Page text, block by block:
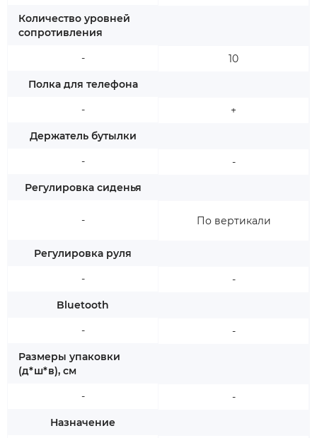
Количество уровней
сопротивления
-
Полка для телефона
-
Держатель бутылки
-
Регулировка сиденья
-
Регулировка руля
-
Bluetooth
-
Размеры упаковки
(д*ш*в), см
-
Назначение
10
+
-
По вертикали
-
-
-